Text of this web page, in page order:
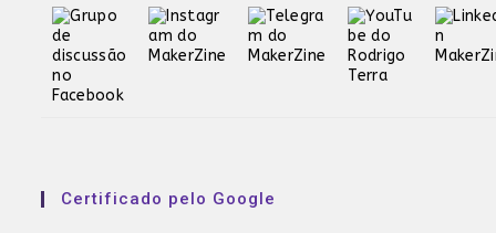
Certificado pelo Google